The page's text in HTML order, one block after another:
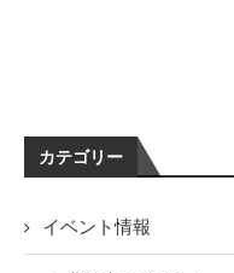
カテゴリー
イベント情報